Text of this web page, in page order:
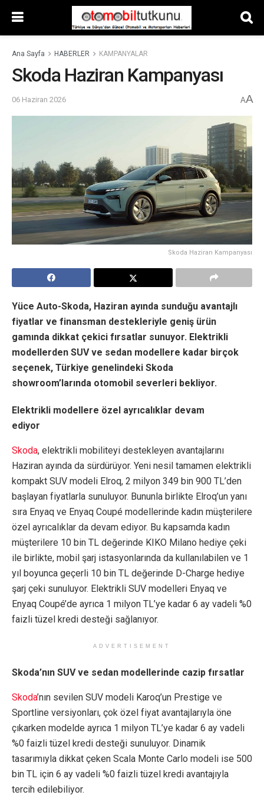
Ana Sayfa HABERLER KAMPANYALAR
Skoda Haziran Kampanyası
06 Haziran 2026 AA
Skoda Haziran Kampanyası
Yüce Auto-Skoda, Haziran ayında sunduğu avantajlı
fiyatlar ve finansman destekleriyle geniş ürün
gamında dikkat çekici fırsatlar sunuyor. Elektrikli
modellerden SUV ve sedan modellere kadar birçok
seçenek, Türkiye genelindeki Skoda
showroom’larında otomobil severleri bekliyor.
Elektrikli modellere özel ayrıcalıklar devam
ediyor
Skoda, elektrikli mobiliteyi destekleyen avantajlarını
Haziran ayında da sürdürüyor. Yeni nesil tamamen elektrikli
kompakt SUV modeli Elroq, 2 milyon 349 bin 900 TL’den
başlayan fiyatlarla sunuluyor. Bununla birlikte Elroq’un yanı
sıra Enyaq ve Enyaq Coupé modellerinde kadın müşterilere
özel ayrıcalıklar da devam ediyor. Bu kapsamda kadın
müşterilere 10 bin TL değerinde KIKO Milano hediye çeki
ile birlikte, mobil şarj istasyonlarında da kullanılabilen ve 1
yıl boyunca geçerli 10 bin TL değerinde D-Charge hediye
şarj çeki sunuluyor. Elektrikli SUV modelleri Enyaq ve
Enyaq Coupé’de ayrıca 1 milyon TL’ye kadar 6 ay vadeli %0
faizli tüzel kredi desteği sağlanıyor.
ADVERTISEMENT
Skoda’nın SUV ve sedan modellerinde cazip fırsatlar
Skoda’nın sevilen SUV modeli Karoq’un Prestige ve
Sportline versiyonları, çok özel fiyat avantajlarıyla öne
çıkarken modelde ayrıca 1 milyon TL’ye kadar 6 ay vadeli
%0 faizli tüzel kredi desteği sunuluyor. Dinamik
tasarımıyla dikkat çeken Scala Monte Carlo modeli ise 500
bin TL için 6 ay vadeli %0 faizli tüzel kredi avantajıyla
tercih edilebiliyor.